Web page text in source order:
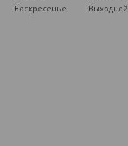
Воскресенье
Выходной